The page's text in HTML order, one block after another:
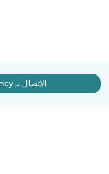
الاتصال بـ Nancy